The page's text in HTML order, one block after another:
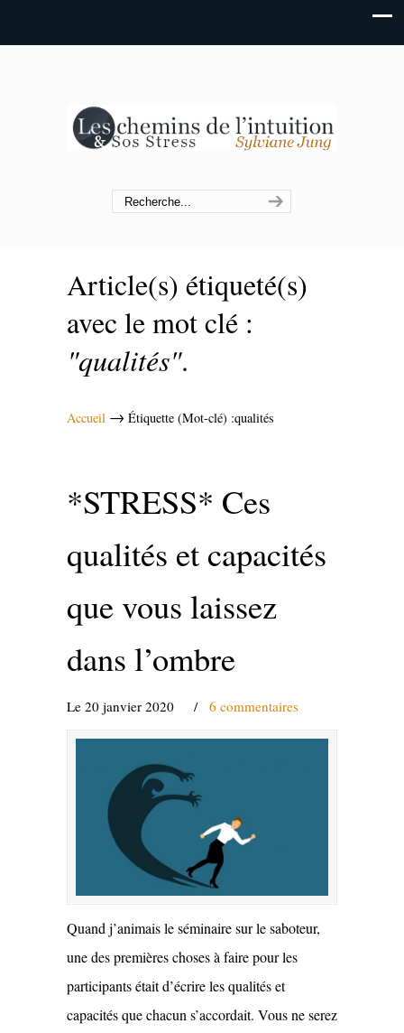
Article(s) étiqueté(s)
avec le mot clé :
"qualités".
Accueil → Étiquette (Mot-clé) :qualités
*STRESS* Ces
qualités et capacités
que vous laissez
dans l’ombre
Le 20 janvier 2020 / 6 commentaires
Quand j’animais le séminaire sur le saboteur,
une des premières choses à faire pour les
participants était d’écrire les qualités et
capacités que chacun s’accordait. Vous ne serez